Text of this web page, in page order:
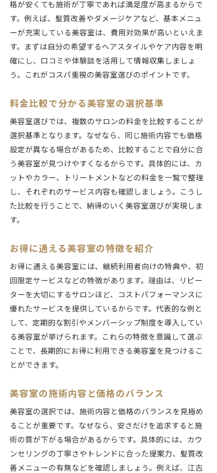
格が安くても施術が丁寧であれば満足度が高まるからで
す。例えば、髪質改善やダメージケアなど、基本メニュ
ーが充実している美容室は、費用対効果が高いといえま
す。まずは自分の希望するヘアスタイルやケア内容を明
確にし、口コミや体験談を活用して情報収集しましょ
う。これがコスパ重視の美容室選びのポイントです。
料金比較で分かる美容室の選択基準
美容室選びでは、複数のサロンの料金を比較することが
選択基準となります。なぜなら、同じ施術内容でも価格
設定が異なる場合があるため、比較することで自分に合
う美容室が見つけやすくなるからです。具体的には、カ
ットやカラー、トリートメントなどの料金を一覧で整理
し、それぞれのサービス内容も確認しましょう。こうし
た比較を行うことで、納得のいく美容室選びが実現しま
す。
お得に通える美容室の特徴を紹介
お得に通える美容室には、継続利用者向けの特典や、初
回限定サービスなどの特徴があります。理由は、リピー
ターを大切にするサロンほど、コストパフォーマンスに
優れたサービスを提供しているからです。代表的な例と
して、定期的な割引やメンバーシップ制度を導入してい
る美容室が挙げられます。これらの特徴を意識して選ぶ
ことで、長期的にお得に利用できる美容室を見つけるこ
とができます。
美容室の施術内容と価格のバランス
美容室の選択では、施術内容と価格のバランスを見極め
ることが重要です。なぜなら、安さだけを追求すると施
術の質が下がる場合があるからです。具体的には、カウ
ンセリングの丁寧さやトレンドに合った提案力、髪質改
善メニューの有無などを確認しましょう。例えば、江古